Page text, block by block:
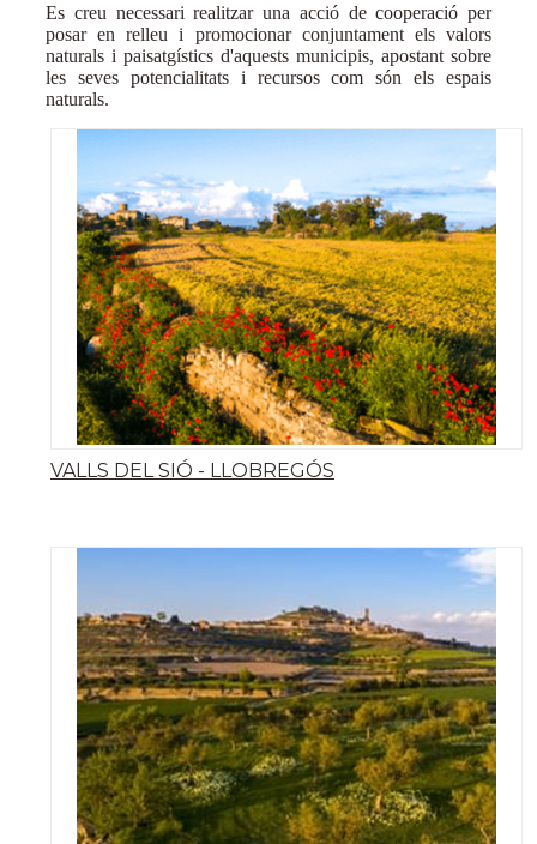
Es creu necessari realitzar una acció de cooperació per
posar en relleu i promocionar conjuntament els valors
naturals i paisatgístics d'aquests municipis, apostant sobre
les seves potencialitats i recursos com són els espais
naturals.
VALLS DEL SIÓ - LLOBREGÓS